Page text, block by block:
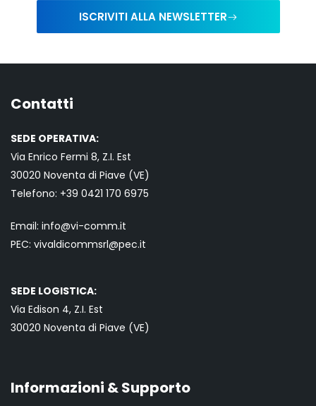
ISCRIVITI ALLA NEWSLETTER
Contatti
SEDE OPERATIVA:
Via Enrico Fermi 8, Z.I. Est
30020 Noventa di Piave (VE)
Telefono: +39 0421 170 6975
Email: info@vi-comm.it
PEC: vivaldicommsrl@pec.it
SEDE LOGISTICA:
Via Edison 4, Z.I. Est
30020 Noventa di Piave (VE)
Informazioni & Supporto